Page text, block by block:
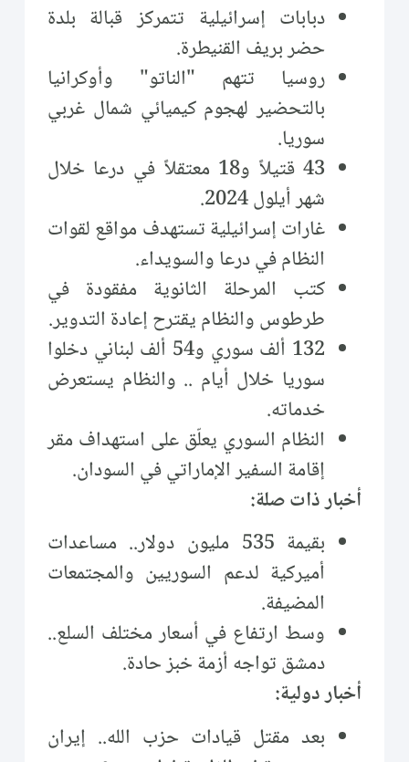
دبابات إسرائيلية تتمركز قبالة بلدة
حضر بريف القنيطرة.
روسيا تتهم "الناتو" وأوكرانيا
بالتحضير لهجوم كيميائي شمال غربي
سوريا.
43 قتيلاً و18 معتقلاً في درعا خلال
شهر أيلول 2024.
غارات إسرائيلية تستهدف مواقع لقوات
النظام في درعا والسويداء.
كتب المرحلة الثانوية مفقودة في
طرطوس والنظام يقترح إعادة التدوير.
132 ألف سوري و54 ألف لبناني دخلوا
سوريا خلال أيام .. والنظام يستعرض
خدماته.
النظام السوري يعلّق على استهداف مقر
إقامة السفير الإماراتي في السودان.
أخبار ذات صلة:
بقيمة 535 مليون دولار.. مساعدات
أميركية لدعم السوريين والمجتمعات
المضيفة.
وسط ارتفاع في أسعار مختلف السلع..
دمشق تواجه أزمة خبز حادة.
أخبار دولية:
بعد مقتل قيادات حزب الله.. إيران